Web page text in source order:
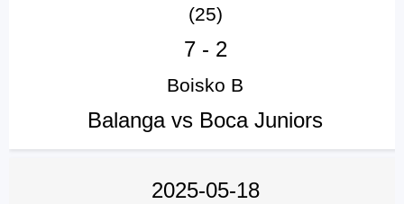
(25)
7- 2
Boisko B
Balanga vs Boca Juniors
2025-05-18